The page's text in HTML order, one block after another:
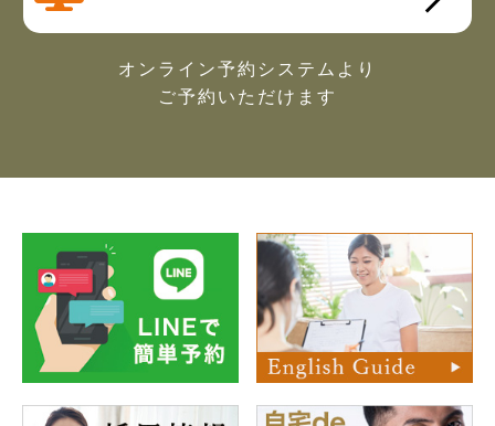
オンライン予約システムより
ご予約いただけます